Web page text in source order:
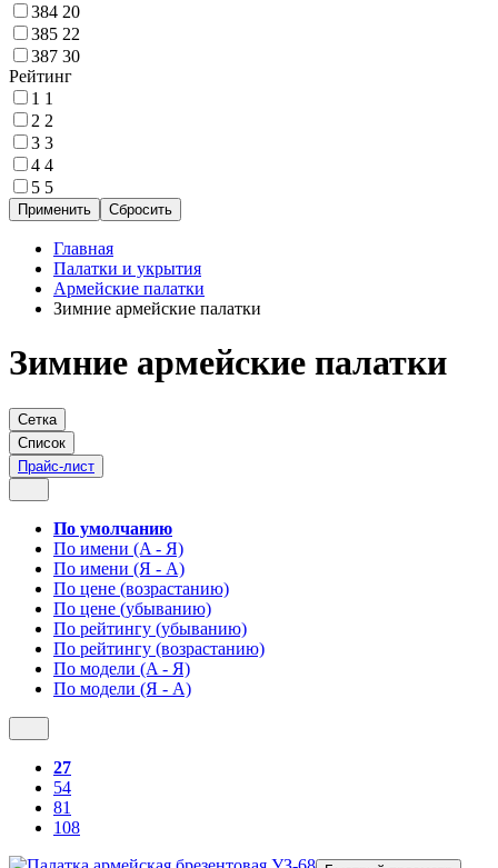
384 20
385 22
387 30
Рейтинг
1 1
2 2
3 3
4 4
5 5
Главная
Палатки и укрытия
Армейские палатки
Зимние армейские палатки
Зимние армейские палатки
Сетка
Список
Прайс-лист
По умолчанию
По имени (A - Я)
По имени (Я - A)
По цене (возрастанию)
По цене (убыванию)
По рейтингу (убыванию)
По рейтингу (возрастанию)
По модели (A - Я)
По модели (Я - A)
27
54
81
108